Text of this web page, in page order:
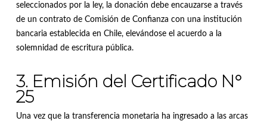
seleccionados por la ley, la donación debe encauzarse a través
de un contrato de Comisión de Confianza con una institución
bancaria establecida en Chile, elevándose el acuerdo a la
solemnidad de escritura pública.
3. Emisión del Certificado N°
25
Una vez que la transferencia monetaria ha ingresado a las arcas